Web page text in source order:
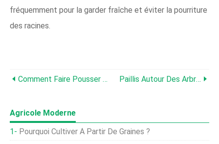
fréquemment pour la garder fraîche et éviter la pourriture
des racines.
Comment Faire Pousser Des Micropousses De Fenugrec Rapidement Et Facilement Paillis Autour Des Arbres :bon Ou Mauvais ?
Agricole Moderne
Pourquoi Cultiver À Partir De Graines ?